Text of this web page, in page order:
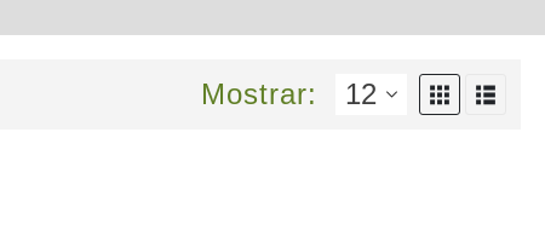
Mostrar: